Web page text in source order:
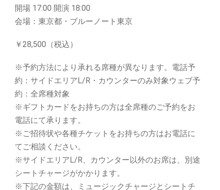
開場 17:00 開演 18:00
会場：東京都・ブルーノート東京
￥28,500（税込）
※予約方法により承れる席種が異なります。電話予
約：サイドエリアL/R・カウンターのみ対象ウェブ予
約：全席種対象
※ギフトカードをお持ちの方は全席種のご予約をお
電話にて承ります。
※ご招待状や各種チケットをお持ちの方はお電話に
てご相談ください。
※サイドエリアL/R、カウンター以外のお席は、別途
シートチャージがかかります。
※下記の金額は、ミュージックチャージとシートチ